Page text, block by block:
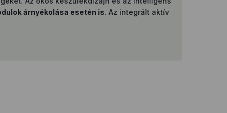
árnyékolása esetén is. Az integrált aktív